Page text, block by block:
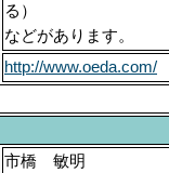
る）
などがあります。
http://www.oeda.com/
市橋 敏明